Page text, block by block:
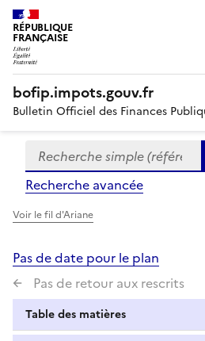
RÉPUBLIQUE
FRANÇAISE
bofip.impots.gouv.fr
Bulletin Officiel des Finances
Formulaire
de
recherche
Recherche simple
Recherche avancée
Voir le fil d'Ariane
Pas de date pour le plan
Pas de retour aux rescrits
Table des matières